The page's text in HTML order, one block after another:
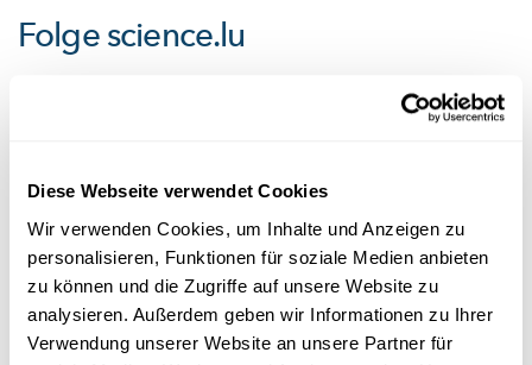
Diese Webseite verwendet Cookies
Wir verwenden Cookies, um Inhalte und Anzeigen zu
personalisieren, Funktionen für soziale Medien anbieten
zu können und die Zugriffe auf unsere Website zu
analysieren. Außerdem geben wir Informationen zu Ihrer
Verwendung unserer Website an unsere Partner für
Folgescience.lu
Netzwerken abgelehnt haben. Um sie zu
sehen, ändern Sie bitte Ihre Einstellungen.
EINSTELLUNGEN ÄNDERN